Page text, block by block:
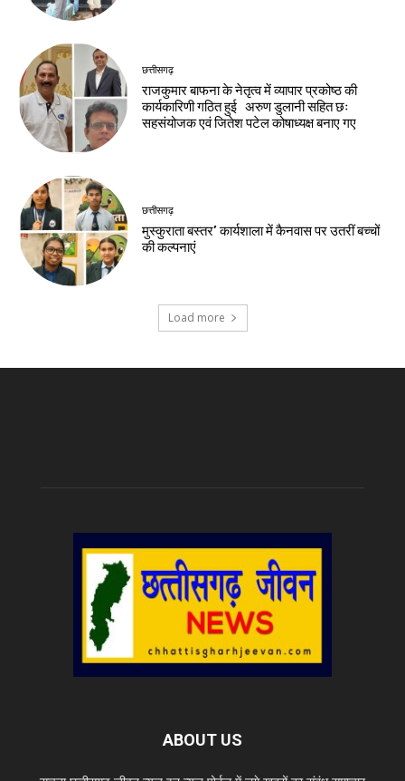
छत्तीसगढ़
राजकुमार बाफना के नेतृत्व में व्यापार प्रकोष्ठ की
कार्यकारिणी गठित हुई अरुण डुलानी सहित छः
सहसंयोजक एवं जितेश पटेल कोषाध्यक्ष बनाए गए
छत्तीसगढ़
मुस्कुराता बस्तर’ कार्यशाला में कैनवास पर उतरीं बच्चों
की कल्पनाएं
Load more
ABOUT US